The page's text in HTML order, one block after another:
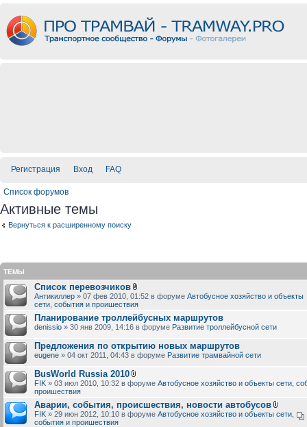
Регистрация Вход FAQ
Список форумов
Активные темы
Вернуться к расширенному поиску
ТЕМЫ
Список перевозчиков
Антикиллер » 07 фев 2010, 01:52 в форуме Автобусное хозяйство и объекты
сети, события и проишествия
Планирование троллейбусных маршрутов
denissio » 30 янв 2009, 14:16 в форуме Развитие троллейбусной сети
Предложения по открытию новых маршрутов
eugene » 04 окт 2011, 04:43 в форуме Развитие трамвайной сети
BusWorld Russia 2010
FIK » 03 июл 2010, 10:32 в форуме Автобусное хозяйство и объекты сети,
проишествия
Аварии, события, происшествия, новости автобусов
FIK » 29 июн 2012, 10:10 в форуме Автобусное хозяйство и объекты сети,
события и проишествия